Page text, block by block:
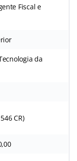
Fiscal e
da
CR)